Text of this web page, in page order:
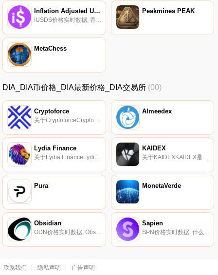
Inflation Adjusted USDS
IUSDS价格实时数据, 香料贸易协议引入了一个新的革命性概念：一种自动调整和抵御通货膨胀的稳定硬币。随着美国劳工统计局每月发布CPI数据,iUSDS的挂钩汇率将根据通货膨胀（或通货紧缩）进行调整。这里的目标是创造一种稳定的硬币,保持美元的相对购买力.
Peakmines PEAK
MetaChess
DIA_DIA币价格_DIA最新价格_DIA交易所 (00)
Cryptoforce Almeedex
Lydia Finance
关于Lydia FinanceLydia Finance是雪崩上的一个自动化做市商、产量农业和注平台。我们有一个由经验丰富的开发人员组成的专门团队,他们在加密领域已经工作了多年$LYD是我们平台的原生货币。在Lydia Finance上进行注、池和赚取$LYD以及许多其他代币实用程序.
KAIDEX
关于KAIDEXKAIDEX是第一个将集中式交易所的易用性与去中心化交易所的透明度和安全性相结合的加密交易所平台。它利用了KardiaChain自己开发的新颖的双节点技术。该技术允许同时访问KardiaChain和其他区块链网络的账本.
Pura MonetaVerde
Obsidian
ODN价格实时数据, Obsidian（ODN）将自己描述为一种权益证明加密货币,用于匿名登录｛ODNnname｝Secure Messenger（2018年末在Google Play Store上发布）.
Sapien
联系我们 隐私声明 广告声明